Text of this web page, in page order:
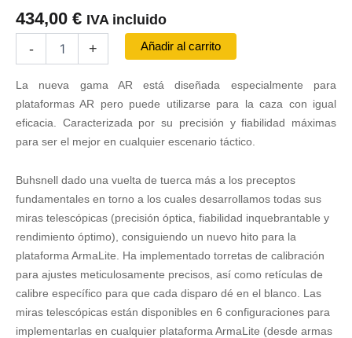
434,00 € IVA incluido
-
BUSHNELL
4.5-
18x40
SFP
iluminada
Torretas
cantidad
+ Añadir al carrito
La nueva gama AR está diseñada especialmente para
plataformas AR pero puede utilizarse para la caza con igual
eficacia. Caracterizada por su precisión y fiabilidad máximas
para ser el mejor en cualquier escenario táctico.
Buhsnell dado una vuelta de tuerca más a los preceptos
fundamentales en torno a los cuales desarrollamos todas sus
miras telescópicas (precisión óptica, fiabilidad inquebrantable y
rendimiento óptimo), consiguiendo un nuevo hito para la
plataforma ArmaLite. Ha implementado torretas de calibración
para ajustes meticulosamente precisos, así como retículas de
calibre específico para que cada disparo dé en el blanco. Las
miras telescópicas están disponibles en 6 configuraciones para
implementarlas en cualquier plataforma ArmaLite (desde armas